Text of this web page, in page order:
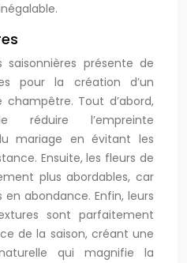
saisonnières présente de
pour la création d’un
Tout d’abord,
l’empreinte
mariage en évitant les
Ensuite, les fleurs de
plus abordables, car
en abondance. Enfin, leurs
sont parfaitement
de la saison, créant une
qui magnifie la